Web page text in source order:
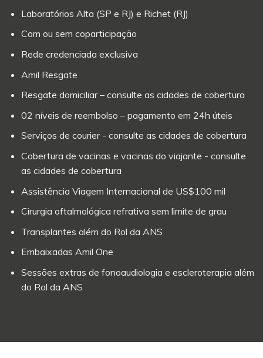
Laboratórios Alta (SP e RJ) e Richet (RJ)
Com ou sem coparticipação
Rede credenciada exclusiva
Amil Resgate
Resgate domiciliar – consulte as cidades de cobertura
02 níveis de reembolso – pagamento em 24h úteis
Serviços de courier - consulte as cidades de cobertura
Cobertura de vacinas e vacinas do viajante - consulte
as cidades de cobertura
Assistência Viagem Internacional de US$100 mil
Cirurgia oftalmológica refrativa sem limite de grau
Transplantes além do Rol da ANS
Embaixadas Amil One
Sessões extras de fonoaudiologia e escleroterapia além
do Rol da ANS